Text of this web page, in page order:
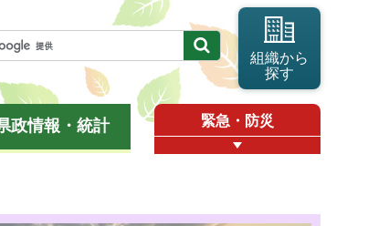
組織から
探す
政情報・統計 緊急・防災